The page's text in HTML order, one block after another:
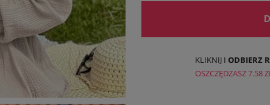
KLIKNIJ IODBIERZ
OSZCZĘDZASZ7.58